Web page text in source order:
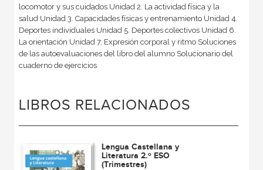
locomotor y sus cuidados Unidad 2. La actividad física y la
salud Unidad 3. Capacidades físicas y entrenamiento Unidad 4.
Deportes individuales Unidad 5. Deportes colectivos Unidad 6.
La orientación Unidad 7. Expresión corporal y ritmo Soluciones
de las autoevaluaciones del libro del alumno Solucionario del
cuaderno de ejercicios
LIBROS RELACIONADOS
Lengua Castellana y
Literatura 2.º ESO
(Trimestres)